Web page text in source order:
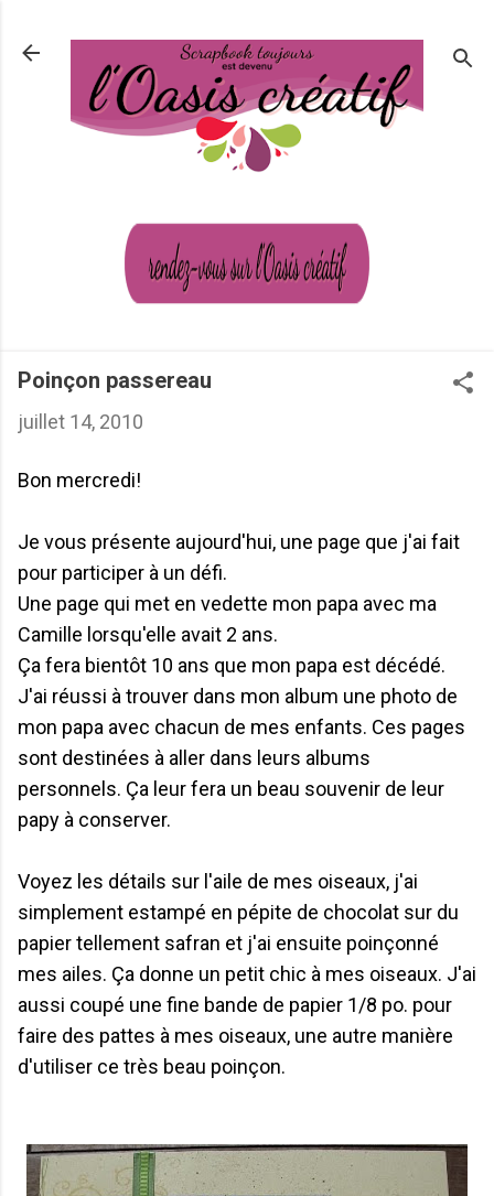
Poinçon passereau
juillet 14, 2010
Bon mercredi!
Je vous présente aujourd'hui, une page que j'ai fait
pour participer à un défi.
Une page qui met en vedette mon papa avec ma
Camille lorsqu'elle avait 2 ans.
Ça fera bientôt 10 ans que mon papa est décédé.
J'ai réussi à trouver dans mon album une photo de
mon papa avec chacun de mes enfants. Ces pages
sont destinées à aller dans leurs albums
personnels. Ça leur fera un beau souvenir de leur
papy à conserver.
Voyez les détails sur l'aile de mes oiseaux, j'ai
simplement estampé en pépite de chocolat sur du
papier tellement safran et j'ai ensuite poinçonné
mes ailes. Ça donne un petit chic à mes oiseaux. J'ai
aussi coupé une fine bande de papier 1/8 po. pour
faire des pattes à mes oiseaux, une autre manière
d'utiliser ce très beau poinçon.